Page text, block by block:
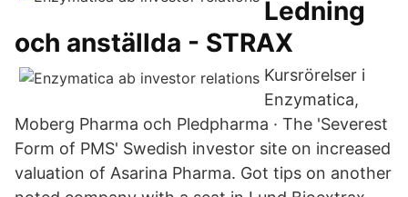
Ledning
och anställda - STRAX
Kursrörelser i
Enzymatica,
Moberg Pharma och Pledpharma · The 'Severest
Form of PMS' Swedish investor site on increased
valuation of Asarina Pharma. Got tips on another